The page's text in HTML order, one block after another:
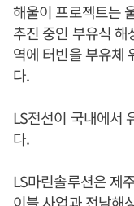
해울이 프로젝트는
추진 중인 부유식
역에 터빈을 부유체
다.
LS전선이 국내에서
다.
LS마린솔루션은 제